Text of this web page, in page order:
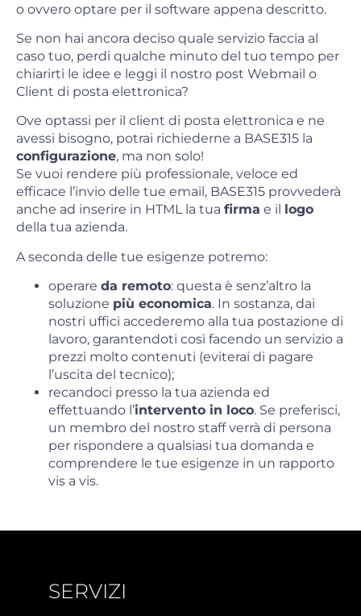
o ovvero optare per il software appena descritto.
Se non hai ancora deciso quale servizio faccia al
caso tuo, perdi qualche minuto del tuo tempo per
chiarirti le idee e leggi il nostro post Webmail o
Client di posta elettronica?
Ove optassi per il client di posta elettronica e ne
avessi bisogno, potrai richiederne a BASE315 la
configurazione, ma non solo!
Se vuoi rendere più professionale, veloce ed
efficace l’invio delle tue email, BASE315 provvederà
anche ad inserire in HTML la tua firma e il
logo
della tua azienda.
A seconda delle tue esigenze potremo:
operare da remoto: questa è senz’altro la
soluzione più economica. In sostanza, dai
nostri uffici accederemo alla tua postazione di
lavoro, garantendoti così facendo un servizio a
prezzi molto contenuti (eviterai di pagare
l’uscita del tecnico);
recandoci presso la tua azienda ed
effettuando l’intervento in loco. Se preferisci,
un membro del nostro staff verrà di persona
per rispondere a qualsiasi tua domanda e
comprendere le tue esigenze in un rapporto
vis a vis.
SERVIZI